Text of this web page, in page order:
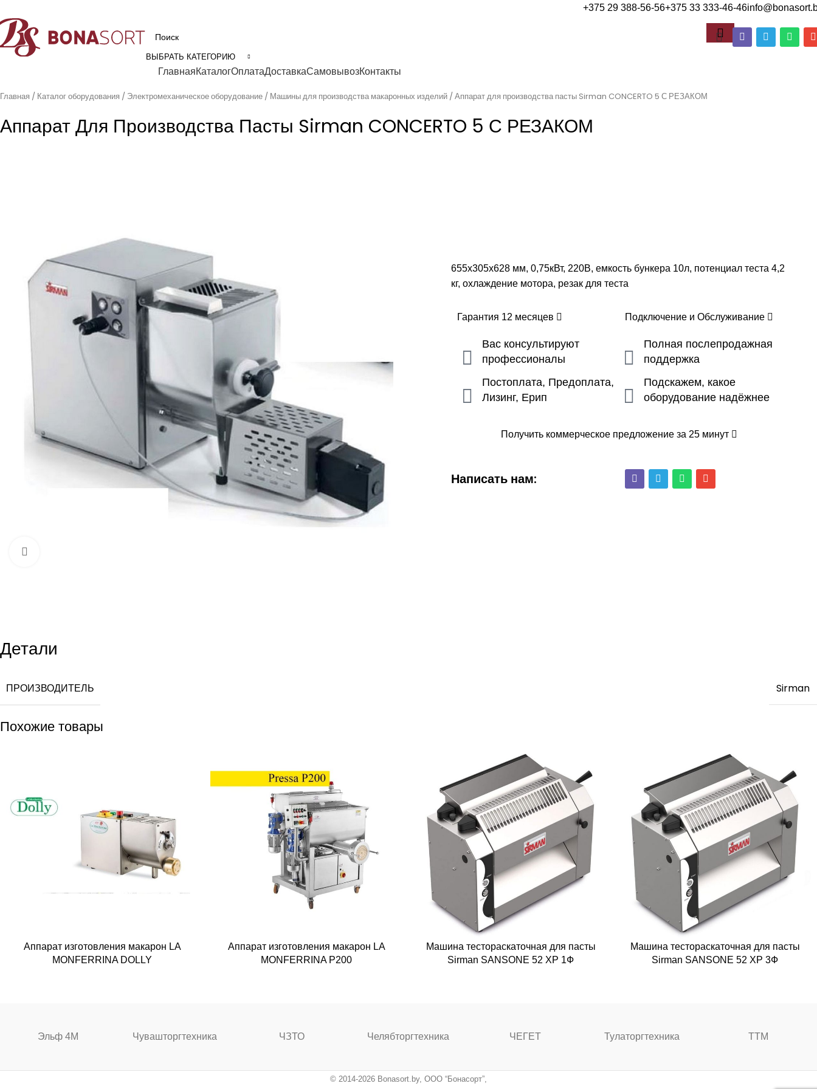
+375 29 388-56-56+375 33 333-46-46
ВЫБРАТЬ КАТЕГОРИЮ
ГлавнаяКаталогОплатаДоставкаСамовывозКонтакты
Главная Каталог оборудования Электромеханическое оборудование Машины для производства макаронных изделий Аппарат для производства пасты Sirman CONCERTO 5 С РЕЗАКОМ
Аппарат Для Производства Пасты Sirman CONCERTO 5 С РЕЗАКОМ
655х305х628 мм, 0,75кВт, 220В, емкость бункера 10л, потенциал теста 4,2
кг, охлаждение мотора, резак для теста
Гарантия 12 месяцев Подключение и Обслуживание
Вас консультируют
профессионалы
Постоплата, Предоплата,
Лизинг, Ерип
Полная послепродажная
поддержка
Подскажем, какое
оборудование надёжнее
Получить коммерческое предложение за 25 минут
Написать нам:
Детали
ПРОИЗВОДИТЕЛЬ Sirman
Похожие товары
Аппарат изготовления макарон LA
MONFERRINA DOLLY
Аппарат изготовления макарон LA
MONFERRINA P200
Машина тестораскаточная для пасты
Sirman SANSONE 52 XP 1Ф
Машина тестораскаточная для пасты
Sirman SANSONE 52 XP 3Ф
Эльф 4М Чувашторгтехника ЧЗТО Челябторгтехника ЧЕГЕТ Тулаторгтехника ТТМ
© 2014-2026 Bonasort.by, ООО “Бонасорт”,